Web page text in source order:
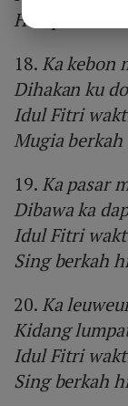
Hampura
18. Ka kebon
Dihakan ku
Idul Fitri
Mugia
19. Ka pasar
Dibawa ka
Idul Fitri
Sing berkah
20. Ka
Kidang
Idul Fitri
Sing berkah